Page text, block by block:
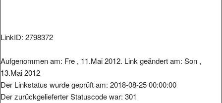
LinkID: 2798372
Aufgenommen am: Fre , 11.Mai 2012. Link geändert am: Son ,
13.Mai 2012
Der Linkstatus wurde geprüft am: 2018-08-25 00:00:00
Der zurückgelieferter Statuscode war: 301